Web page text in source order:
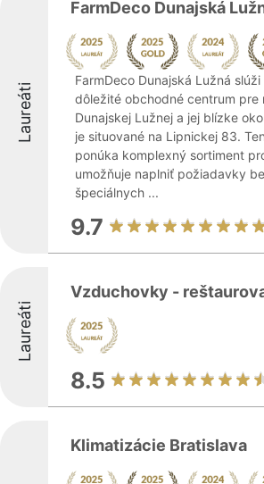
Laureáti
FarmDeco Dunajská
FarmDeco Dunajská Lužná slúži
dôležité obchodné centrum pre
Dunajskej Lužnej a jej blízke
je situované na Lipnickej 83.
ponúka komplexný sortiment
umožňuje naplniť požiadavky
špeciálnych ...
9.7
Laureáti
Vzduchovky -
8.5
Klimatizácie Bratislava